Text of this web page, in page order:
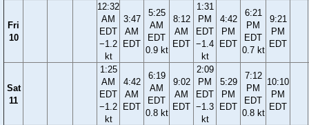
Fri
10
12:32
AM
EDT
−1.2
kt
3:47
AM
EDT
5:25
AM
EDT
0.9 kt
8:12
AM
EDT
1:31
PM
EDT
−1.4
kt
4:42
PM
EDT
6:21
PM
EDT
0.7 kt
9:21
PM
EDT
Sat
11
1:25
AM
EDT
−1.2
kt
4:42
AM
EDT
6:19
AM
EDT
0.8 kt
9:02
AM
EDT
2:09
PM
EDT
−1.3
kt
5:29
PM
EDT
7:12
PM
EDT
0.8 kt
10:10
PM
EDT